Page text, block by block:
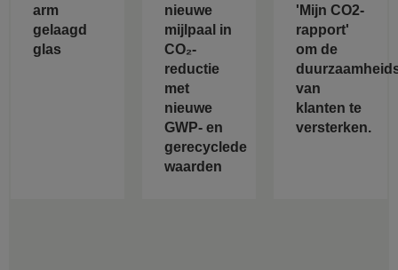
arm
gelaagd
glas
nieuwe
mijlpaal in
CO₂-
reductie
met
nieuwe
GWP- en
gerecyclede
waarden
'Mijn CO2-
rapport'
om de
van
klanten te
versterken.